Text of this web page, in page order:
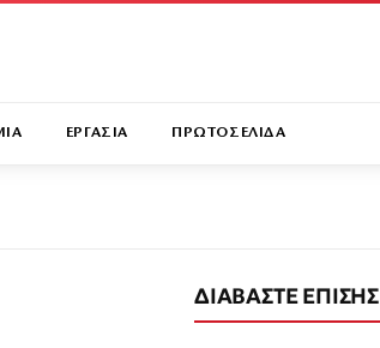
ΕΡΓΑΣΙΑ ΠΡΩΤΟΣΕΛΙΔΑ
ΔΙΑΒΑΣΤΕ ΕΠΙΣΗΣ